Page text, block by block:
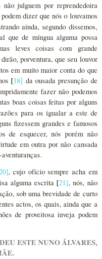
julguem por reprendedoira
dizer que nós o louvamos
ainda, segundo dissemos,
que de míngua alguma possa
leves coisas com grande
dirão, porventura, que seu louvor
em muito maior conta do que
[18] da ousada presunção de
fazer não podemos
boas coisas feitas por alguns
para os igualar a este de
fizessem grandes e famosos
de esquecer, nós porém não
em outra por não cansada
], cujo ofício sempre acha em
alguma escrita [21], nós, não
sob uma brevidade de curto
actos, os quais, ainda que a
de proveitosa inveja podem
ESTE NUNO ÁLVARES,